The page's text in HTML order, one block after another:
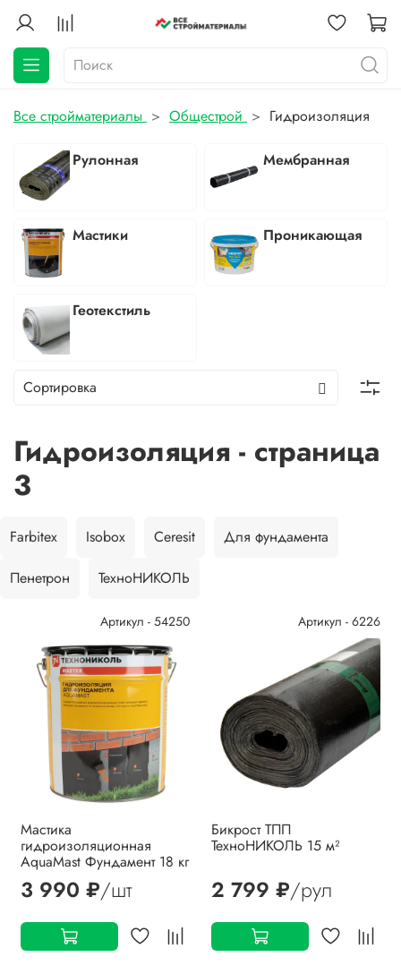
Все стройматериалы Общестрой Гидроизоляция
Рулонная Мембранная
Мастики Проникающая
Геотекстиль
Гидроизоляция - страница
3
Farbitex Isobox Ceresit
Для фундамента
Пенетрон
ТехноНИКОЛЬ
Артикул - 54250
Мастика
гидроизоляционная
AquaMast Фундамент 18 кг
3 990 ₽/шт
Артикул - 6226
Бикрост ТПП
ТехноНИКОЛЬ 15 м²
2 799 ₽/рул